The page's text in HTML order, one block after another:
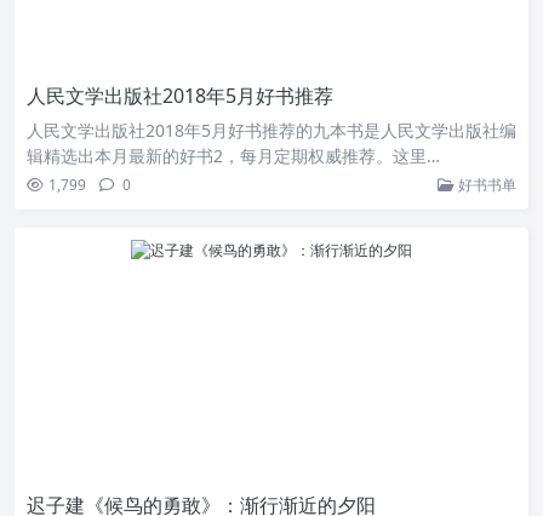
人民文学出版社2018年5月好书推荐
人民文学出版社2018年5月好书推荐的九本书是人民文学出版社编
辑精选出本月最新的好书2，每月定期权威推荐。这里…
1,799 0 好书书单
迟子建《候鸟的勇敢》：渐行渐近的夕阳